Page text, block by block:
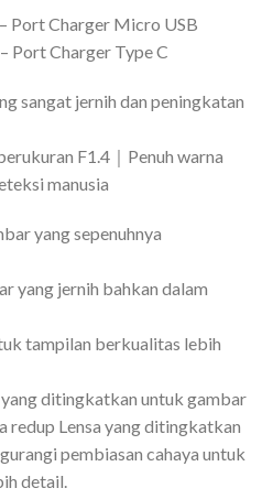
Port Charger Micro USB
Port Charger Type C
sangat jernih dan peningkatan
F1.4｜Penuh warna
manusia
yang sepenuhnya
yang jernih bahkan dalam
tampilan berkualitas lebih
ditingkatkan untuk gambar
redup Lensa yang ditingkatkan
pembiasan cahaya untuk
detail.